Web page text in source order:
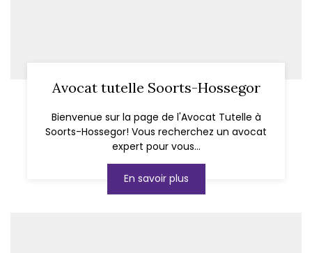
Avocat tutelle Soorts-Hossegor
Bienvenue sur la page de l'Avocat Tutelle à
Soorts-Hossegor! Vous recherchez un avocat
expert pour vous...
En savoir plus